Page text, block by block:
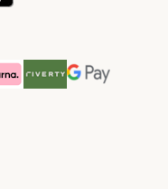
Method
Payment Method
Riverty Payment Method
Google Pay
Method